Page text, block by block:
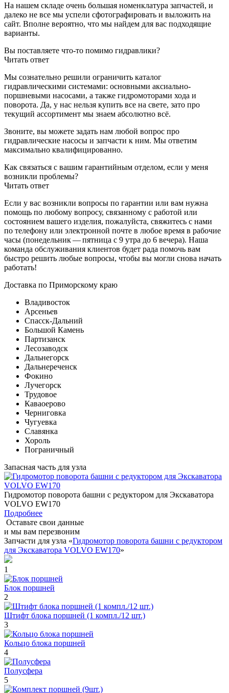
На нашем складе очень большая номенклатура запчастей, и
далеко не все мы успели сфотографировать и выложить на
сайт. Вполне вероятно, что мы найдем для вас подходящие
варианты.
Вы поставляете что-то помимо гидравлики?
Читать ответ
Мы сознательно решили ограничить каталог
гидравлическими системами: основными аксиально-
поршневыми насосами, а также гидромоторами хода и
поворота. Да, у нас нельзя купить все на свете, зато про
текущий ассортимент мы знаем абсолютно всё.
Звоните, вы можете задать нам любой вопрос про
гидравлические насосы и запчасти к ним. Мы ответим
максимально квалифицированно.
Как связаться с вашим гарантийным отделом, если у меня
возникли проблемы?
Читать ответ
Если у вас возникли вопросы по гарантии или вам нужна
помощь по любому вопросу, связанному с работой или
состоянием вашего изделия, пожалуйста, свяжитесь с нами
по телефону или электронной почте в любое время в рабочие
часы (понедельник — пятница с 9 утра до 6 вечера). Наша
команда обслуживания клиентов будет рада помочь вам
быстро решить любые вопросы, чтобы вы могли снова начать
работать!
Доставка по Приморскому краю
Владивосток
Арсеньев
Спасск-Дальний
Большой Камень
Партизанск
Лесозаводск
Дальнегорск
Дальнереченск
Фокино
Лучегорск
Трудовое
Каваоерово
Черниговка
Чугуевка
Славянка
Хороль
Пограничный
Запасная часть для узла
Гидромотор поворота башни с редуктором для Экскаватора
VOLVO EW170
Подробнее
Оставьте свои данные
и мы вам перезвоним
Запчасти для узла «Гидромотор поворота башни с редуктором
для Экскаватора VOLVO EW170»
1
Блок поршней
2
Штифт блока поршней (1 компл./12 шт.)
3
Кольцо блока поршней
4
Полусфера
5